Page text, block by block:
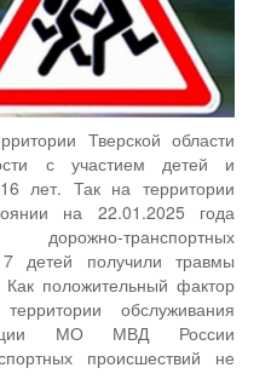
Тверской области
с участием детей и
лет. Так на территории
на 22.01.2025 года
транспортных
детей получили травмы
Как положительный фактор
обслуживания
МО МВД России
происшествий не